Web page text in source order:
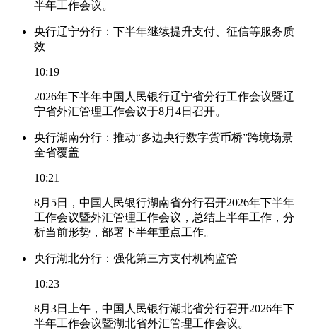
半年工作会议。
央行辽宁分行：下半年继续提升支付、征信等服务质
效
10:19
2026年下半年中国人民银行辽宁省分行工作会议暨辽
宁省外汇管理工作会议于8月4日召开。
央行湖南分行：推动“多边央行数字货币桥”跨境场景
全省覆盖
10:21
8月5日，中国人民银行湖南省分行召开2026年下半年
工作会议暨外汇管理工作会议，总结上半年工作，分
析当前形势，部署下半年重点工作。
央行湖北分行：强化第三方支付机构监管
10:23
8月3日上午，中国人民银行湖北省分行召开2026年下
半年工作会议暨湖北省外汇管理工作会议。